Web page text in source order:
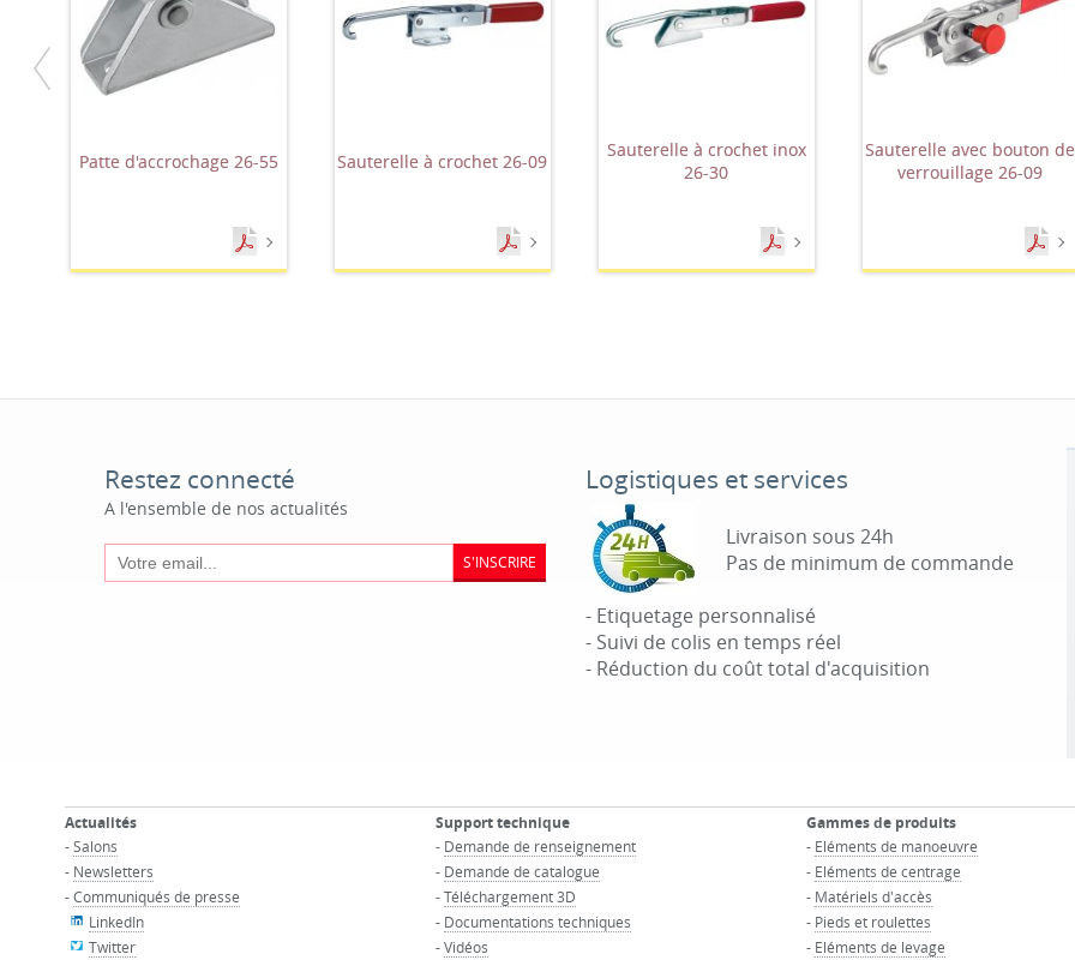
Patte d'accrochage 26-55 Sauterelle à crochet 26-09
Sauterelle à crochet inox
26-30
Sauterelle avec bouton de
verrouillage 26-09
Restez connecté
A l'ensemble de nos actualités
S'INSCRIRE
Logistiques et services
Livraison sous 24h
Pas de minimum de commande
- Etiquetage personnalisé
- Suivi de colis en temps réel
- Réduction du coût total d'acquisition
Actualités
-Salons
- Newsletters
-Communiqués de presse
LinkedIn
Twitter
Support technique
- Demande de renseignement
- Demande de catalogue
-Téléchargement 3D
- Documentations techniques
-Vidéos
Gammes de produits
- Eléments de manoeuvre
- Eléments de centrage
- Matériels d'accès
- Pieds et roulettes
- Eléments de levage